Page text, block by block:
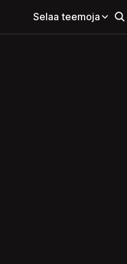
Selaa teemoja